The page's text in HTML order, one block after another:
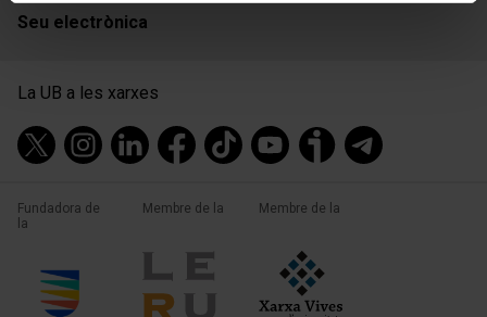
Seu electrònica
La UB a les xarxes
Fundadora de
la
Membre de la Membre de la